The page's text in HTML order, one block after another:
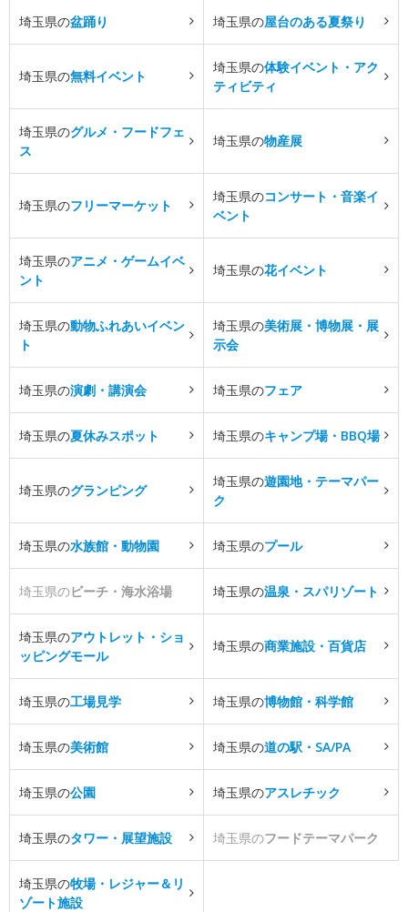
埼玉県の盆踊り 埼玉県の屋台のある夏祭り
埼玉県の無料イベント
埼玉県の体験イベント・アク
ティビティ
埼玉県のグルメ・フードフェ
ス
埼玉県の物産展
埼玉県のフリーマーケット
埼玉県のコンサート・音楽イ
ベント
埼玉県のアニメ・ゲームイベ
ント
埼玉県の花イベント
埼玉県の動物ふれあいイベン
ト
埼玉県の美術展・博物展・展
示会
埼玉県の演劇・講演会 埼玉県のフェア
埼玉県の夏休みスポット 埼玉県のキャンプ場・BBQ場
埼玉県のグランピング
埼玉県の遊園地・テーマパー
ク
埼玉県の水族館・動物園 埼玉県のプール
埼玉県のビーチ・海水浴場 埼玉県の温泉・スパリゾート
埼玉県のアウトレット・ショ
ッピングモール
埼玉県の商業施設・百貨店
埼玉県の工場見学 埼玉県の博物館・科学館
埼玉県の美術館 埼玉県の道の駅・SA/PA
埼玉県の公園 埼玉県のアスレチック
埼玉県のタワー・展望施設 埼玉県のフードテーマパーク
埼玉県の牧場・レジャー＆リ
ゾート施設